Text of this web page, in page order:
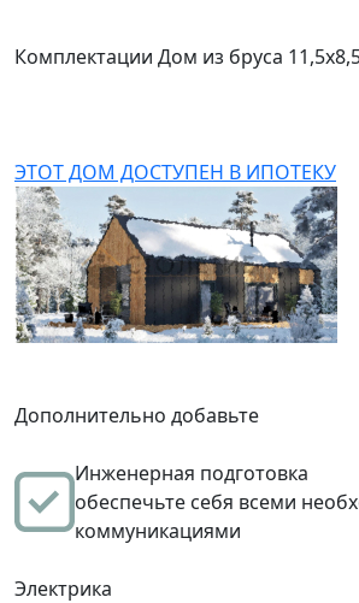
Комплектации Дом из бруса
ЭТОТ ДОМ ДОСТУПЕН В ИПОТЕКУ
Дополнительно добавьте
Инженерная подготовка
обеспечьте себя всеми
коммуникациями
Электрика